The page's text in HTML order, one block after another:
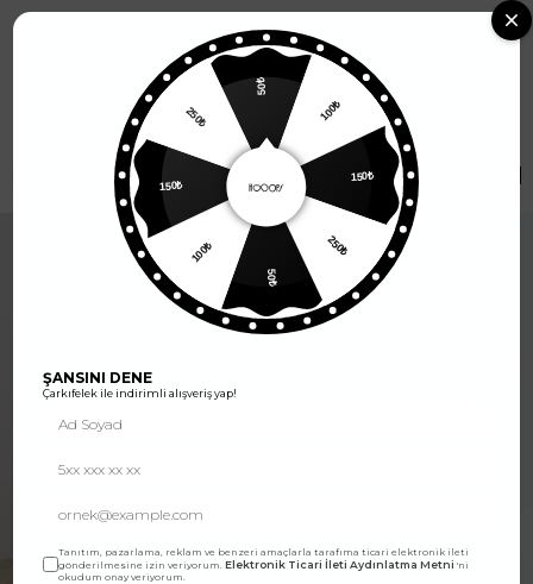
SIRALA
150₺
ŞANSINI DENE
Çarkıfelek ile indirimli alışveriş yap!
Tanıtım, pazarlama, reklam ve benzeri amaçlarla tarafıma ticari elektronik ileti
gönderilmesine izin veriyorum.Elektronik Ticari İleti Aydınlatma Metni 'ni
okudum onay veriyorum.